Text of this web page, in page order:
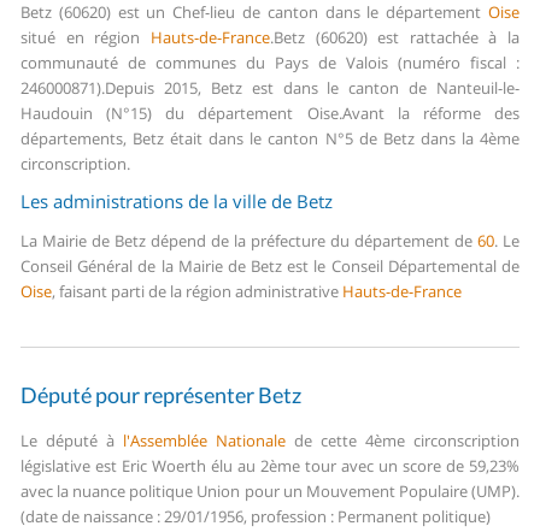
Betz (60620) est un Chef-lieu de canton dans le département Oise
situé en région Hauts-de-France.Betz (60620) est rattachée à la
communauté de communes du Pays de Valois (numéro fiscal :
246000871).Depuis 2015, Betz est dans le canton de Nanteuil-le-
Haudouin (N°15) du département Oise.Avant la réforme des
départements, Betz était dans le canton N°5 de Betz dans la 4ème
circonscription.
Les administrations de la ville de Betz
La Mairie de Betz dépend de la préfecture du département de 60.Le
Conseil Général de la Mairie de Betz est le Conseil Départemental de
Oise, faisant parti de la région administrative Hauts-de-France
Député pour représenter Betz
Le député à l'Assemblée Nationale de cette 4ème circonscription
législative est Eric Woerth élu au 2ème tour avec un score de 59,23%
avec la nuance politique Union pour un Mouvement Populaire (UMP).
(date de naissance : 29/01/1956, profession : Permanent politique)